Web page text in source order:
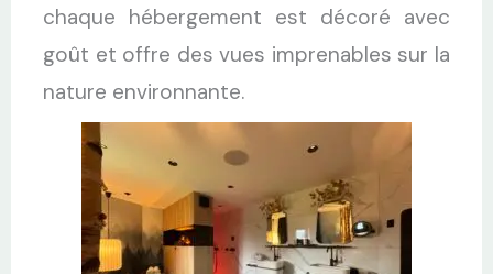
chaque hébergement est décoré avec
goût et offre des vues imprenables sur la
nature environnante.